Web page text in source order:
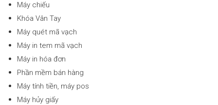
Máy chiếu
Khóa Vân Tay
Máy quét mã vạch
Máy in tem mã vạch
Máy in hóa đơn
Phần mềm bán hàng
Máy tính tiền, máy pos
Máy hủy giấy